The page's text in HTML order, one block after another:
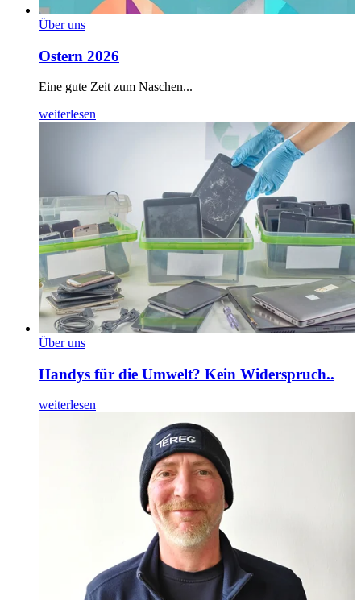
Über uns
Ostern 2026
Eine gute Zeit zum Naschen...
weiterlesen
Über uns
Handys für die Umwelt? Kein Widerspruch..
weiterlesen